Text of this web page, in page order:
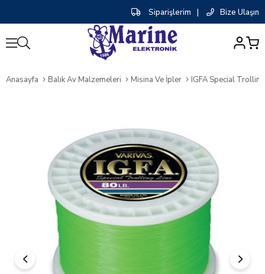
Siparişlerim | Bize Ulaşın
Anasayfa Balık Av Malzemeleri Misina Ve İpler IGFA Special